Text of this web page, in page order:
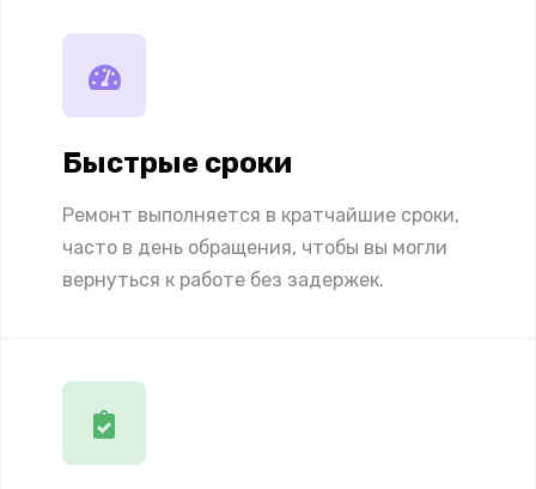
Быстрые сроки
Ремонт выполняется в кратчайшие сроки,
часто в день обращения, чтобы вы могли
вернуться к работе без задержек.